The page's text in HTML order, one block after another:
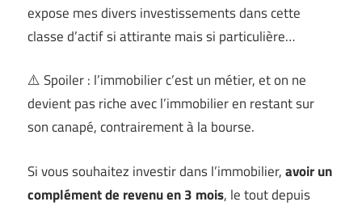
expose mes divers investissements dans cette
classe d’actif si attirante mais si particulière…
⚠️ Spoiler : l’immobilier c’est un métier, et on ne
devient pas riche avec l’immobilier en restant sur
son canapé, contrairement à la bourse.
Si vous souhaitez investir dans l’immobilier,avoir un
complément de revenu en 3 mois, le tout depuis